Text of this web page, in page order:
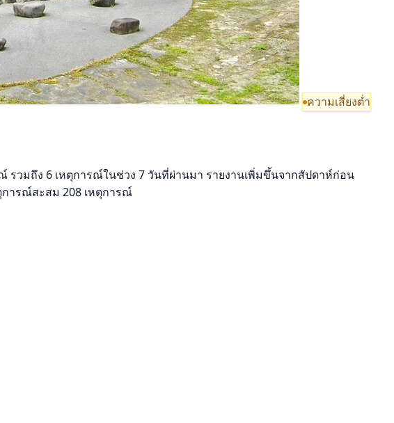
ความเสี่ยงต่ำ
รวมถึง 6 เหตุการณ์ในช่วง 7 วันที่ผ่านมา รายงานเพิ่มขึ้นจากสัปดาห์ก่อน
การณ์สะสม 208 เหตุการณ์